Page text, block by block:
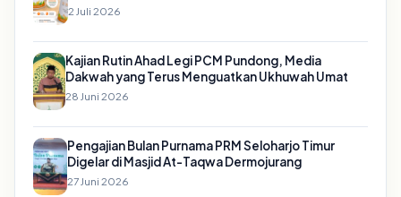
2 Juli 2026
Kajian Rutin Ahad Legi PCM Pundong, Media
Dakwah yang Terus Menguatkan Ukhuwah Umat
28 Juni 2026
Pengajian Bulan Purnama PRM Seloharjo Timur
Digelar di Masjid At-Taqwa Dermojurang
27 Juni 2026